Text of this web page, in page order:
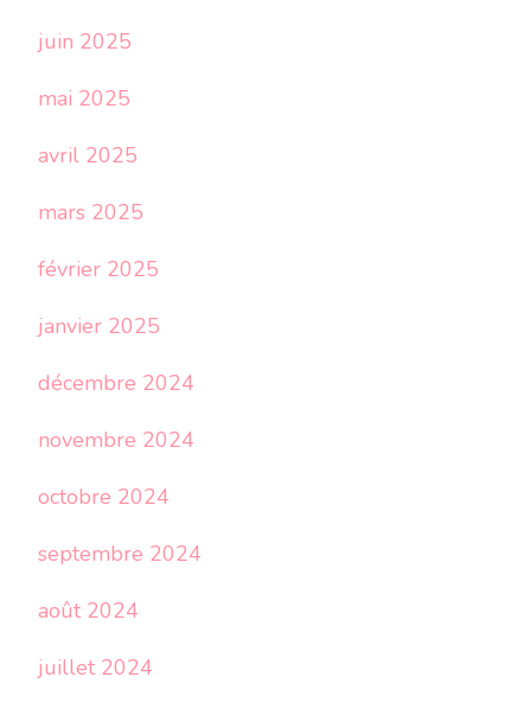
juin 2025
mai 2025
avril 2025
mars 2025
février 2025
janvier 2025
décembre 2024
novembre 2024
octobre 2024
septembre 2024
août 2024
juillet 2024